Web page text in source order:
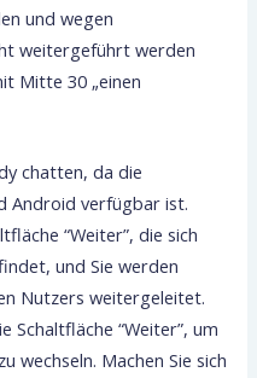
und wegen
weitergeführt werden
Mitte 30 „einen
chatten, da die
Android verfügbar ist.
“Weiter”, die sich
und Sie werden
Nutzers weitergeleitet.
Schaltfläche “Weiter”, um
wechseln. Machen Sie sich